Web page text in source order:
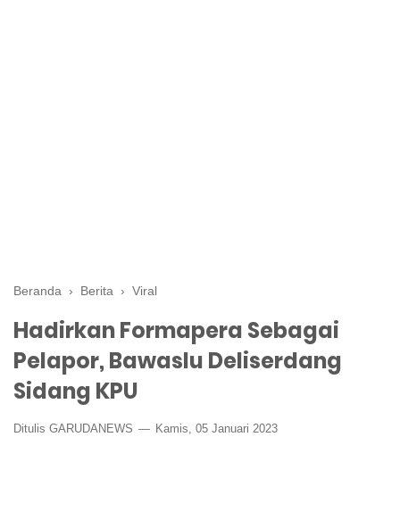
Beranda › Berita › Viral
Hadirkan Formapera Sebagai
Pelapor, Bawaslu Deliserdang
Sidang KPU
Ditulis GARUDANEWS Kamis, 05 Januari 2023